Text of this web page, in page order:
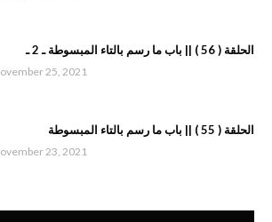
الحلقة ( 56 ) || باب ما رسم بالتاء المبسوطة ـ 2 ـ
25, 2021
الحلقة ( 55 ) || باب ما رسم بالتاء المبسوطة
23, 2021